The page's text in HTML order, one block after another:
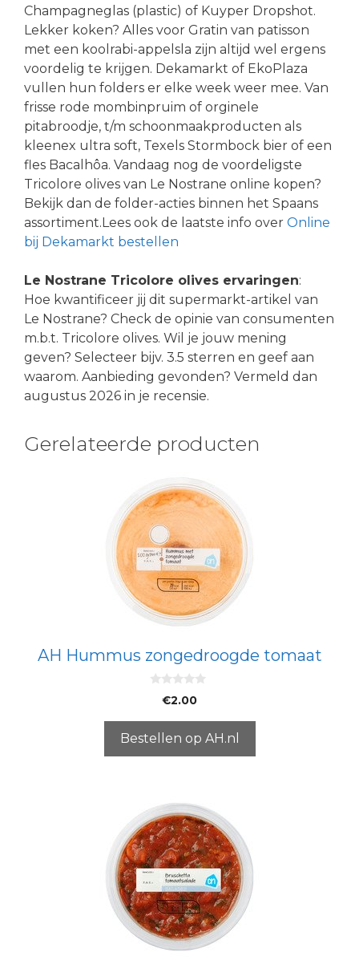
Champagneglas (plastic) of Kuyper Dropshot.
Lekker koken? Alles voor Gratin van patisson
met een koolrabi-appelsla zijn altijd wel ergens
voordelig te krijgen. Dekamarkt of EkoPlaza
vullen hun folders er elke week weer mee. Van
frisse rode mombinpruim of orginele
pitabroodje, t/m schoonmaakproducten als
kleenex ultra soft, Texels Stormbock bier of een
fles Bacalhôa. Vandaag nog de voordeligste
Tricolore olives van Le Nostrane online kopen?
Bekijk dan de folder-acties binnen het Spaans
assortiment.Lees ook de laatste info over Online
bij Dekamarkt bestellen
Le Nostrane Tricolore olives ervaringen:
Hoe kwantificeer jij dit supermarkt-artikel van
Le Nostrane? Check de opinie van consumenten
m.b.t. Tricolore olives. Wil je jouw mening
geven? Selecteer bijv. 3.5 sterren en geef aan
waarom. Aanbieding gevonden? Vermeld dan
augustus 2026 in je recensie.
Gerelateerde producten
AH Hummus zongedroogde tomaat
5
€2.00
Bestellen op AH.nl